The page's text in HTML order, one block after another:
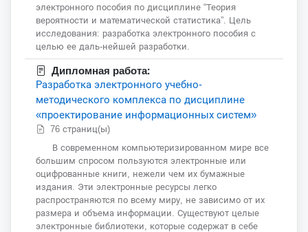
электронного пособия по дисциплине “Теория
вероятности и математической статистика”. Цель
исследования: разработка электронного пособия с
целью ее даль-нейшей разработки.
Дипломная работа:
Разработка электронного учебно-
методического комплекса по дисциплине
«проектирование информационных систем»
76 страниц(ы)
В современном компьютеризированном мире все
большим спросом пользуются электронные или
оцифрованные книги, нежели чем их бумажные
издания. Эти электронные ресурсы легко
распространяются по всему миру, не зависимо от их
размера и объема информации. Существуют целые
электронные библиотеки, которые содержат в себе